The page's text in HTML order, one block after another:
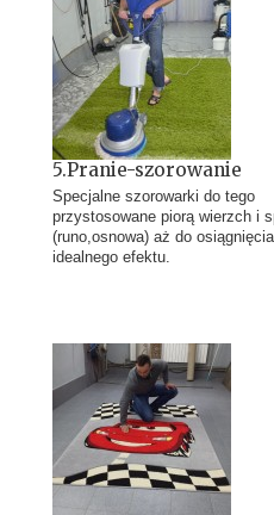
5.Pranie-szorowanie
Specjalne szorowarki do tego
przystosowane piorą wierzch i
(runo,osnowa) aż do osiągnięcia
idealnego efektu.